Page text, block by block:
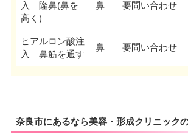
入 隆鼻(鼻を
高く)
鼻 要問い合わせ
ヒアルロン酸注
入 鼻筋を通す
鼻 要問い合わせ
奈良市にあるなら美容・形成クリニック